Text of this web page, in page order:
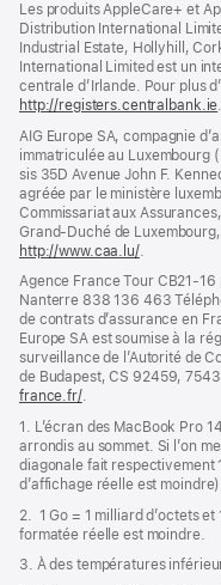
Les produits AppleCare+ et
Distribution International
Industrial Estate, Hollyhill,
International Limited est un
centrale d’Irlande. Pour plus
http://registers.centralbank.ie.
AIG Europe SA, compagnie
immatriculée au Luxembourg
sis 35D Avenue John F.
agréée par le ministère
Commissariat aux
Grand-Duché de
http://www.caa.lu/(s’ouvre
une
nouvelle
fenêtre)
.
Agence France Tour CB21-
Nanterre 838 136 463
de contrats d’assurance en
Europe SA est soumise à la
surveillance de l’Autorité de
de Budapest, CS 92459,
france.fr/(s’ouvre
une
nouvelle
fenêtre)
.
1. L’écran des MacBook Pro
arrondis au sommet. Si l’on
diagonale fait respectivement
d’affichage réelle est
2. 1 Go = 1 milliard d’octets
formatée réelle est moindre.
3. À des températures